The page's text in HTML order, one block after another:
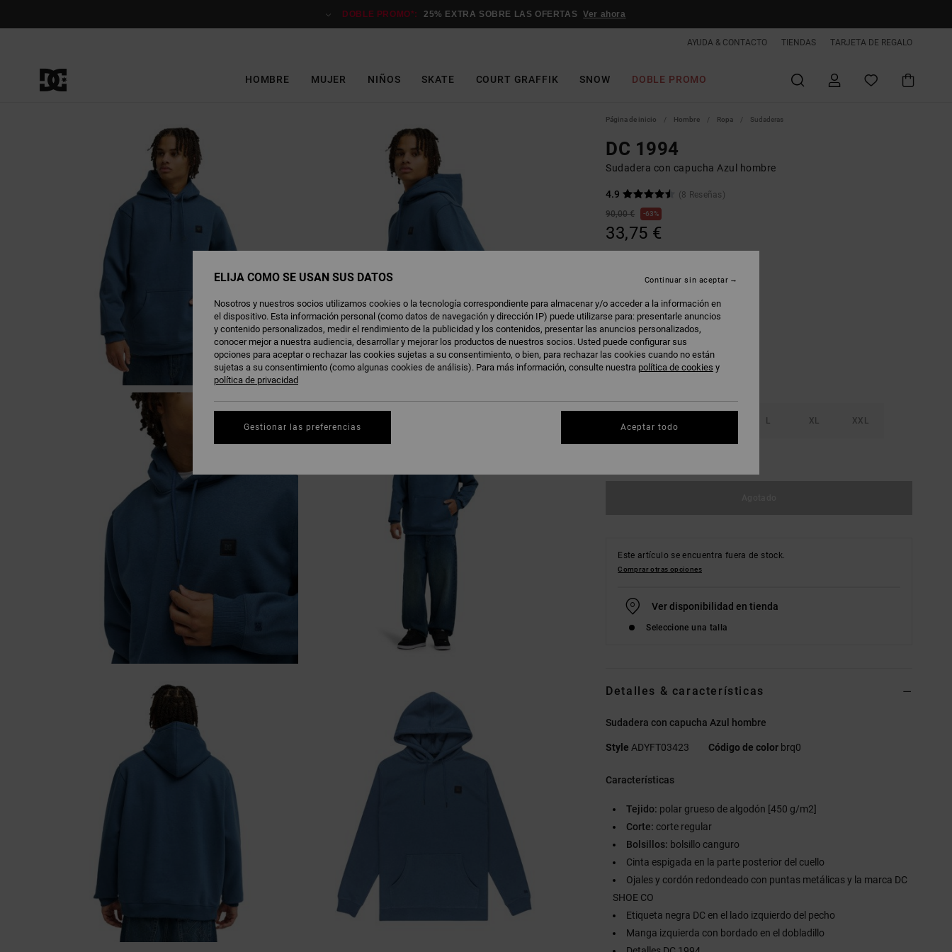
DOBLE PROMO*: 25% EXTRA SOBRE LAS OFERTAS Ver ahora
AYUDA & CONTACTO TIENDAS TARJETA DE REGALO
HOMBRE MUJER NIÑOS SKATE COURT GRAFFIK SNOW DOBLE PROMO
Página de inicio Hombre Ropa Sudaderas
DC 1994
Sudadera con capucha Azul hombre
4.9
(8 Reseñas)
90,00 €
63%
33,75 €
ColorDark Denim
L XL XXL
Este artículo se encuentra fuera de stock.
Comprar otras opciones
Ver disponibilidad en tienda
Seleccione una talla
Detalles & características
Sudadera con capucha Azul hombre
Style ADYFT03423 Código de color brq0
Características
Tejido: polar grueso de algodón [450 g/m2]
Corte: corte regular
Bolsillos: bolsillo canguro
Cinta espigada en la parte posterior del cuello
Ojales y cordón redondeado con puntas metálicas y la marca DC
SHOE CO
Etiqueta negra DC en el lado izquierdo del pecho
Manga izquierda con bordado en el dobladillo
ELIJA CÓMO SE USAN SUS DATOS
Nosotros y nuestros socios utilizamos cookies o la tecnología correspondiente para almacenar y/o acceder a la información en
el dispositivo. Esta información personal (como datos de navegación y dirección IP) puede utilizarse para: presentarle anuncios
y contenido personalizados, medir el rendimiento de la publicidad y los contenidos, presentar las anuncios personalizados,
conocer mejor a nuestra audiencia, desarrollar y mejorar los productos de nuestros socios. Usted puede configurar sus
opciones para aceptar o rechazar las cookies sujetas a su consentimiento, o bien, para rechazar las cookies cuando no están
sujetas a su consentimiento (como algunas cookies de análisis). Para más información, consulte nuestra política de cookies y
política de privacidad
Gestionar las preferencias
Continuar sin aceptar
Aceptar todo